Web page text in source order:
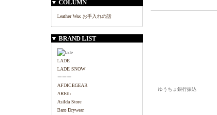
▼ COLUMN
Leather Wax お手入れの話
▼ BRAND LIST
LADE
LADE SNOW
ーーー
AFDICEGEAR
AREth
Asilda Store
Baro Drywear
ゆうちょ銀行振込